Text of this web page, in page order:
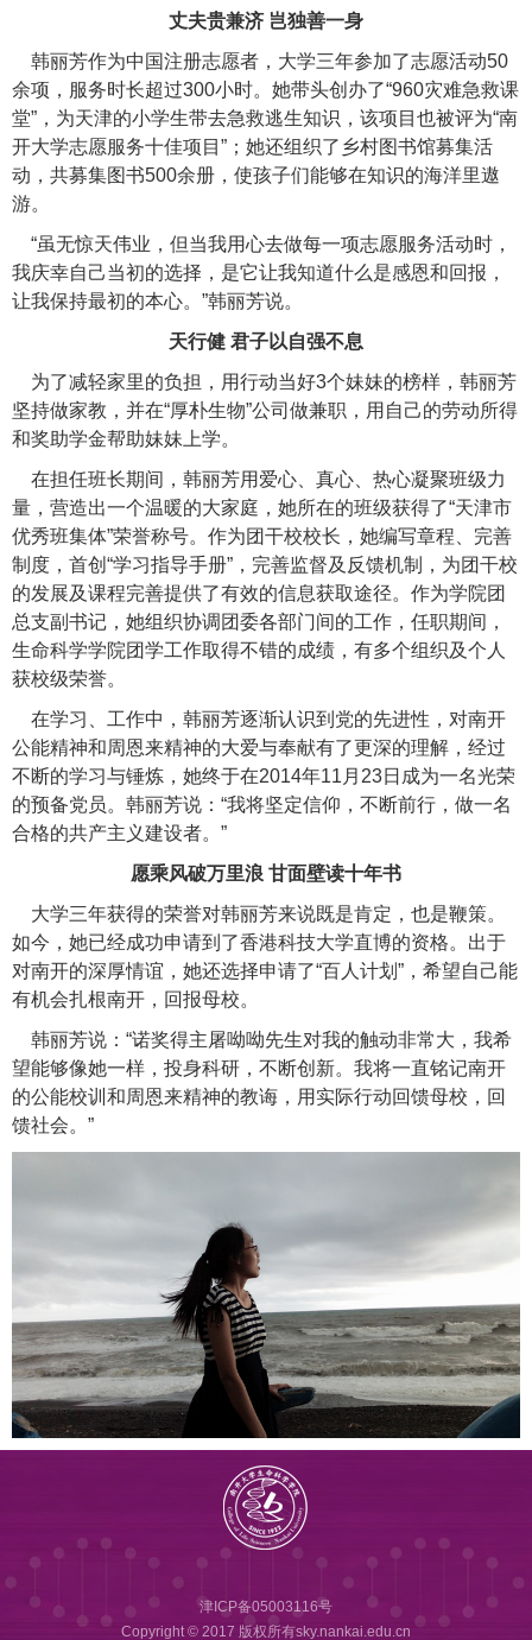
丈夫贵兼济 岂独善一身
韩丽芳作为中国注册志愿者，大学三年参加了志愿活动50
余项，服务时长超过300小时。她带头创办了“960灾难急救课
堂”，为天津的小学生带去急救逃生知识，该项目也被评为“南
开大学志愿服务十佳项目”；她还组织了乡村图书馆募集活
动，共募集图书500余册，使孩子们能够在知识的海洋里遨
游。
“虽无惊天伟业，但当我用心去做每一项志愿服务活动时，
我庆幸自己当初的选择，是它让我知道什么是感恩和回报，
让我保持最初的本心。”韩丽芳说。
天行健 君子以自强不息
为了减轻家里的负担，用行动当好3个妹妹的榜样，韩丽芳
坚持做家教，并在“厚朴生物”公司做兼职，用自己的劳动所得
和奖助学金帮助妹妹上学。
在担任班长期间，韩丽芳用爱心、真心、热心凝聚班级力
量，营造出一个温暖的大家庭，她所在的班级获得了“天津市
优秀班集体”荣誉称号。作为团干校校长，她编写章程、完善
制度，首创“学习指导手册”，完善监督及反馈机制，为团干校
的发展及课程完善提供了有效的信息获取途径。作为学院团
总支副书记，她组织协调团委各部门间的工作，任职期间，
生命科学学院团学工作取得不错的成绩，有多个组织及个人
获校级荣誉。
在学习、工作中，韩丽芳逐渐认识到党的先进性，对南开
公能精神和周恩来精神的大爱与奉献有了更深的理解，经过
不断的学习与锤炼，她终于在2014年11月23日成为一名光荣
的预备党员。韩丽芳说：“我将坚定信仰，不断前行，做一名
合格的共产主义建设者。”
愿乘风破万里浪 甘面壁读十年书
大学三年获得的荣誉对韩丽芳来说既是肯定，也是鞭策。
如今，她已经成功申请到了香港科技大学直博的资格。出于
对南开的深厚情谊，她还选择申请了“百人计划”，希望自己能
有机会扎根南开，回报母校。
韩丽芳说：“诺奖得主屠呦呦先生对我的触动非常大，我希
望能够像她一样，投身科研，不断创新。我将一直铭记南开
的公能校训和周恩来精神的教诲，用实际行动回馈母校，回
馈社会。”
津ICP备05003116号
Copyright © 2017 版权所有sky.nankai.edu.cn